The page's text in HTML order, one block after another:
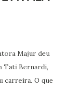
Majur deu
Tati Bernardi,
carreira. O que